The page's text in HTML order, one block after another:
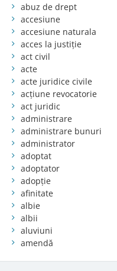
abuz de drept
accesiune
accesiune naturala
acces la justiție
act civil
acte
acte juridice civile
acțiune revocatorie
act juridic
administrare
administrare bunuri
administrator
adoptat
adoptator
adopție
afinitate
albie
albii
aluviuni
amendă